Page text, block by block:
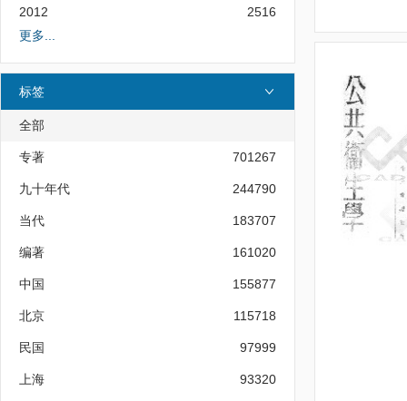
2012
2516
更多...
标签
全部
专著 701267
九十年代 244790
当代 183707
编著 161020
中国 155877
北京 115718
民国 97999
上海 93320